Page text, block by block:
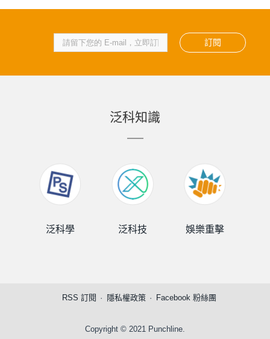
訂閱
泛科知識
泛科學 泛科技 娛樂重擊
RSS 訂閱 隱私權政策 Facebook 粉絲團
Copyright © 2021 Punchline.